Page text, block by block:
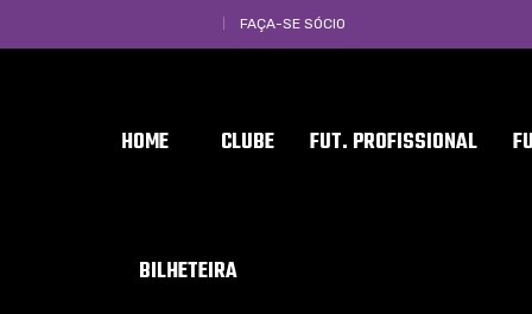
FAÇA-SE SÓCIO
HOME CLUBE FUT. PROFISSIONAL
BILHETEIRA